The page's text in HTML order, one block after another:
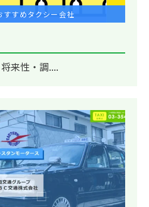
すすめタクシー会社
来性・調....